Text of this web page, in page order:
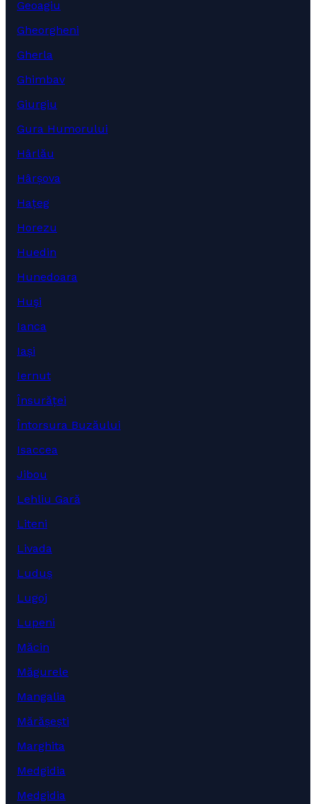
Geoagiu
Gheorgheni
Gherla
Ghimbav
Giurgiu
Gura Humorului
Hârlău
Hârșova
Hațeg
Horezu
Huedin
Hunedoara
Huşi
Ianca
Iași
Iernut
Însurăței
Întorsura Buzăului
Isaccea
Jibou
Lehliu Gară
Liteni
Livada
Luduș
Lugoj
Lupeni
Măcin
Măgurele
Mangalia
Mărășești
Marghita
Medgidia
Medgidia